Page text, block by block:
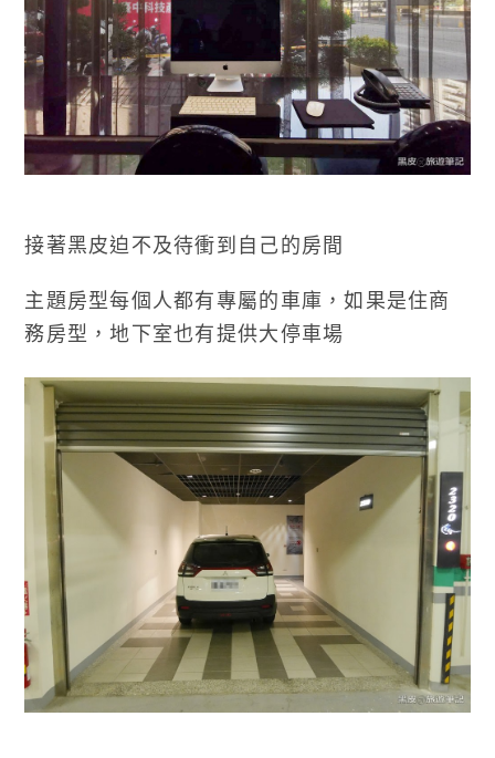
接著黑皮迫不及待衝到自己的房間
主題房型每個人都有專屬的車庫，如果是住商
務房型，地下室也有提供大停車場